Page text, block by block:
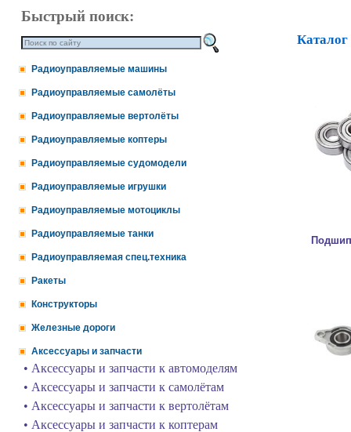
Быстрый поиск:
Радиоуправляемые машины
Радиоуправляемые самолёты
Радиоуправляемые вертолёты
Радиоуправляемые коптеры
Радиоуправляемые судомодели
Радиоуправляемые игрушки
Радиоуправляемые мотоциклы
Радиоуправляемые танки
Радиоуправляемая спец.техника
Ракеты
Конструкторы
Железные дороги
Аксессуары и запчасти
• Аксессуары и запчасти к автомоделям
• Аксессуары и запчасти к самолётам
• Аксессуары и запчасти к вертолётам
• Аксессуары и запчасти к коптерам
Каталог